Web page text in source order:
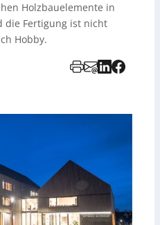
Holzbauelemente in
die Fertigung ist nicht
Hobby.